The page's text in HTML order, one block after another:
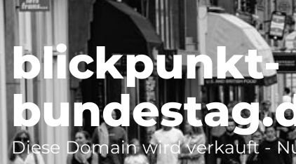
blickpunkt-
Diese Domain wird verkauft -